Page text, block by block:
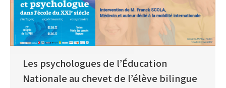
Les psychologues de l’Éducation
Nationale au chevet de l’élève bilingue